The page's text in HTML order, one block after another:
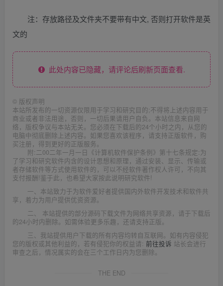
注：存放路径及文件夹不要带有中文, 否则打开软件是英
文的
此处内容已隐藏，请评论后刷新页面查看.
© 版权声明
本站所发布的一切资源仅限用于学习和研究目的;不得将上述内容用于
商业或者非法用途，否则，一切后果请用户自负。本站信息来自网
络，版权争议与本站无关。您必须在下载后的24个小时之内，从您的
电脑中彻底删除上述内容。如果您喜欢该程序，请支持正版软件，购
买注册，得到更好的正版服务。
附:二00二年一月一日《计算机软件保护条例》第十七条规定:为
了学习和研究软件内含的设计思想和原理，通过安装、显示、传输或
者存储软件等方式使用软件的，可以不经软件著作权人许可，不向其
支付报酬!鉴于此，也希望大家按此说明研究软件!
一、本站致力于为软件爱好者提供国内外软件开发技术和软件共
享，着力为用户提供优资资源。
二、 本站提供的部分源码下载文件为网络共享资源，请于下载后
的24小时内删除。如需体验更多乐趣，还请支持正版。
三、我站提供用户下载的所有内容均转自互联网。如有内容侵犯
您的版权或其他利益的，若有侵犯你的权益请: 前往投诉 站长会进行
审查之后，情况属实的会在三个工作日内为您删除。
THE END